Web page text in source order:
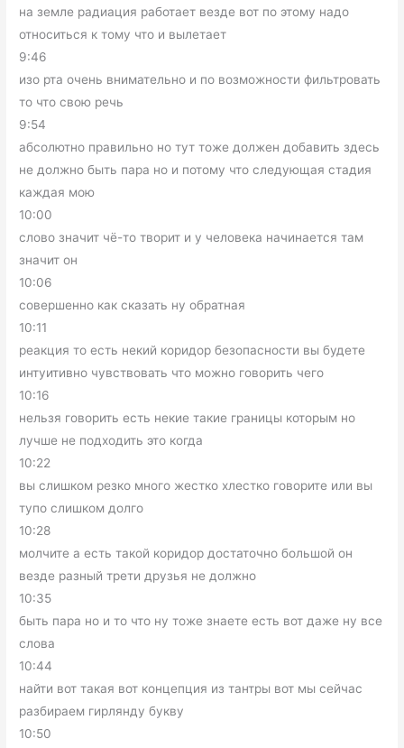
на земле радиация работает везде вот по этому надо
относиться к тому что и вылетает
9:46
изо рта очень внимательно и по возможности фильтровать
то что свою речь
9:54
абсолютно правильно но тут тоже должен добавить здесь
не должно быть пара но и потому что следующая стадия
каждая мою
10:00
слово значит чё-то творит и у человека начинается там
значит он
10:06
совершенно как сказать ну обратная
10:11
реакция то есть некий коридор безопасности вы будете
интуитивно чувствовать что можно говорить чего
10:16
нельзя говорить есть некие такие границы которым но
лучше не подходить это когда
10:22
вы слишком резко много жестко хлестко говорите или вы
тупо слишком долго
10:28
молчите а есть такой коридор достаточно большой он
везде разный трети друзья не должно
10:35
быть пара но и то что ну тоже знаете есть вот даже ну все
слова
10:44
найти вот такая вот концепция из тантры вот мы сейчас
разбираем гирлянду букву
10:50